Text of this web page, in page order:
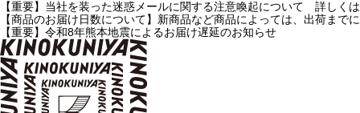
【重要】当社を装った迷惑メールに関する注意喚起について 詳しく
【商品のお届け日数について】新商品など商品によっては、出荷ま
【重要】令和8年熊本地震によるお届け遅延のお知らせ